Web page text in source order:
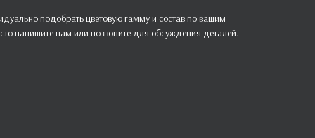
подобрать цветовую гамму и состав по вашим
напишите нам или позвоните для обсуждения деталей.